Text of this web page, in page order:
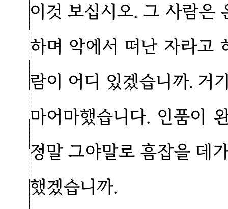
이것 보십시오. 그 사람은
하며 악에서 떠난 자라고
람이 어디 있겠습니까. 거
마어마했습니다. 인품이
정말 그야말로 흠잡을 데
했겠습니까.